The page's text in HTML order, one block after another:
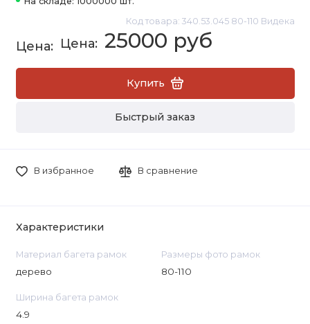
Код товара: 340.53.045 80-110 Видека
25000 руб
Купить
Быстрый заказ
В избранное В сравнение
Характеристики
Материал багета рамок
дерево
Размеры фото рамок
80-110
Ширина багета рамок
4.9